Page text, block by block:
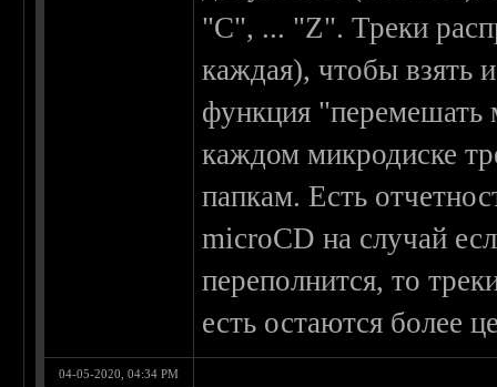
"С", ... "Z". Треки
каждая), чтобы взять
функция "перемешать
каждом микродиске
папкам. Есть
microCD на случай
переполнится, то
есть остаются более
04-05-2020, 04:34 PM